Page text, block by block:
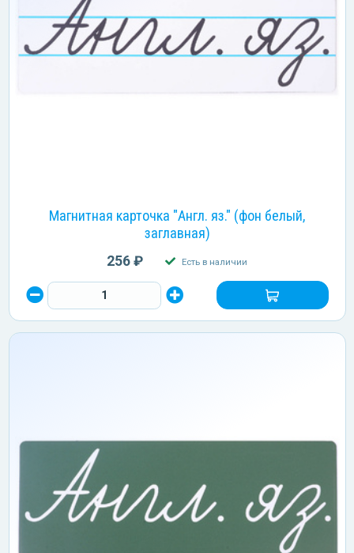
Магнитная карточка "Англ. яз." (фон белый,
заглавная)
256 ₽ Есть в наличии